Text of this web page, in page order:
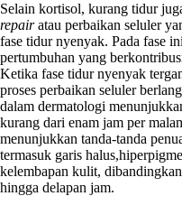
Selain kortisol, kurang tidur
repairatau perbaikan seluler
fase tidur nyenyak. Pada fase
pertumbuhan yang
Ketika fase tidur nyenyak
proses perbaikan seluler
dalam dermatologi
kurang dari enam jam per
menunjukkan tanda-tanda
termasuk garis
kelembapan kulit,
hingga delapan jam.